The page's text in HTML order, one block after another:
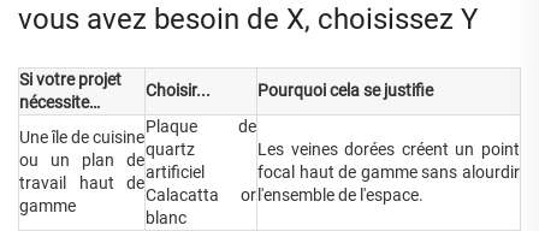
vous avez besoin de X, choisissez Y
Si votre projet
nécessite…
Choisir... Pourquoi cela se justifie
Une île de cuisine
ou un plan de
travail haut de
gamme
Plaque de
quartz
artificiel
Calacatta or
blanc
Les veines dorées créent un point
focal haut de gamme sans alourdir
l'ensemble de l'espace.